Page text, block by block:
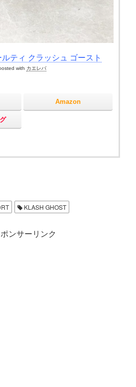
ティ クラッシュ ゴースト
with カエレバ
Amazon
KLASH GHOST
ンサーリンク